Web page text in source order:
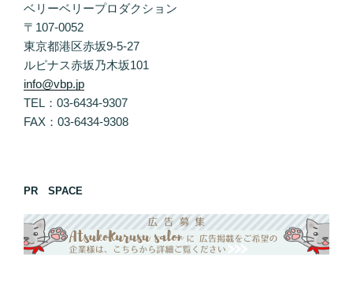
ベリーベリープロダクション
〒107-0052
東京都港区赤坂9-5-27
ルピナス赤坂乃木坂101
info@vbp.jp
TEL：03-6434-9307
FAX：03-6434-9308
PR SPACE